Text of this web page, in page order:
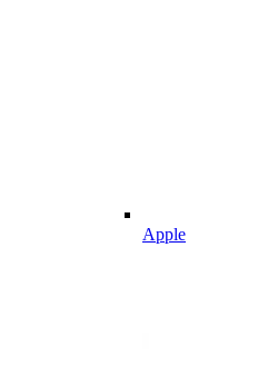
Apple